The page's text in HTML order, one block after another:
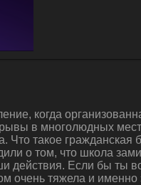
когда
в многолюдных
такое
о том, что школа
Если бы ты
очень тяжела и